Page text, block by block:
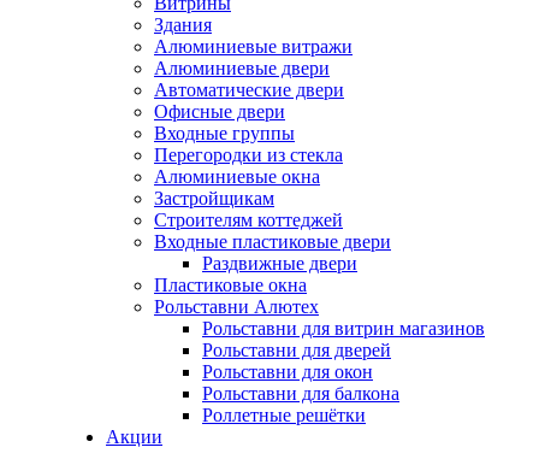
Здания
Алюминиевые витражи
Алюминиевые двери
Автоматические двери
Офисные двери
Входные группы
Перегородки из стекла
Алюминиевые окна
Застройщикам
Строителям коттеджей
Входные пластиковые двери
Раздвижные двери
Пластиковые окна
Рольставни Алютех
Рольставни для витрин магазинов
Рольставни для дверей
Рольставни для окон
Рольставни для балкона
Роллетные решётки
Акции